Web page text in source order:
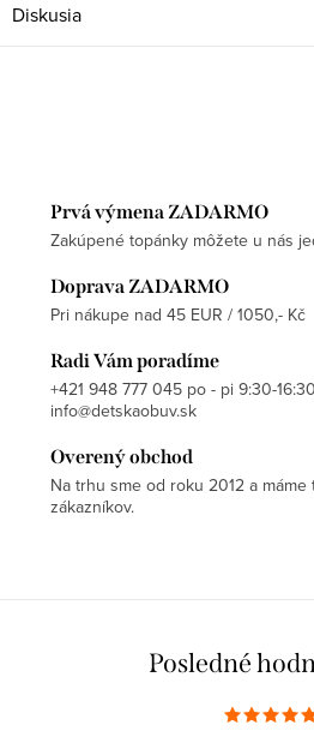
Diskusia
Prvá výmena ZADARMO
Zakúpené topánky môžete u nás
Doprava ZADARMO
Pri nákupe nad 45 EUR / 1050,- Kč
Radi Vám poradíme
+421 948 777 045 po - pi 9:30-16:30
info@detskaobuv.sk
Overený obchod
Na trhu sme od roku 2012 a
zákazníkov.
Posledné